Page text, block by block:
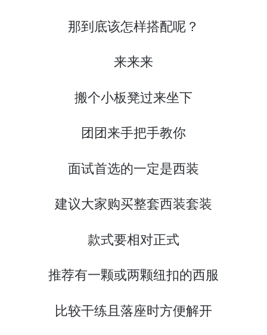
那到底该怎样搭配呢？
来来来
搬个小板凳过来坐下
团团来手把手教你
面试首选的一定是西装
建议大家购买整套西装套装
款式要相对正式
推荐有一颗或两颗纽扣的西服
比较干练且落座时方便解开